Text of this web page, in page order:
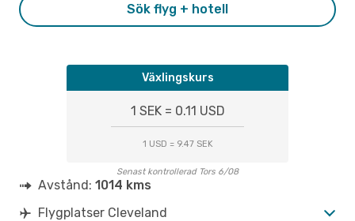
Sök flyg + hotell
Växlingskurs
1 SEK = 0.11 USD
1 USD = 9.47 SEK
Senast kontrollerad Tors 6/08
Avstånd: 1014 kms
Flygplatser Cleveland